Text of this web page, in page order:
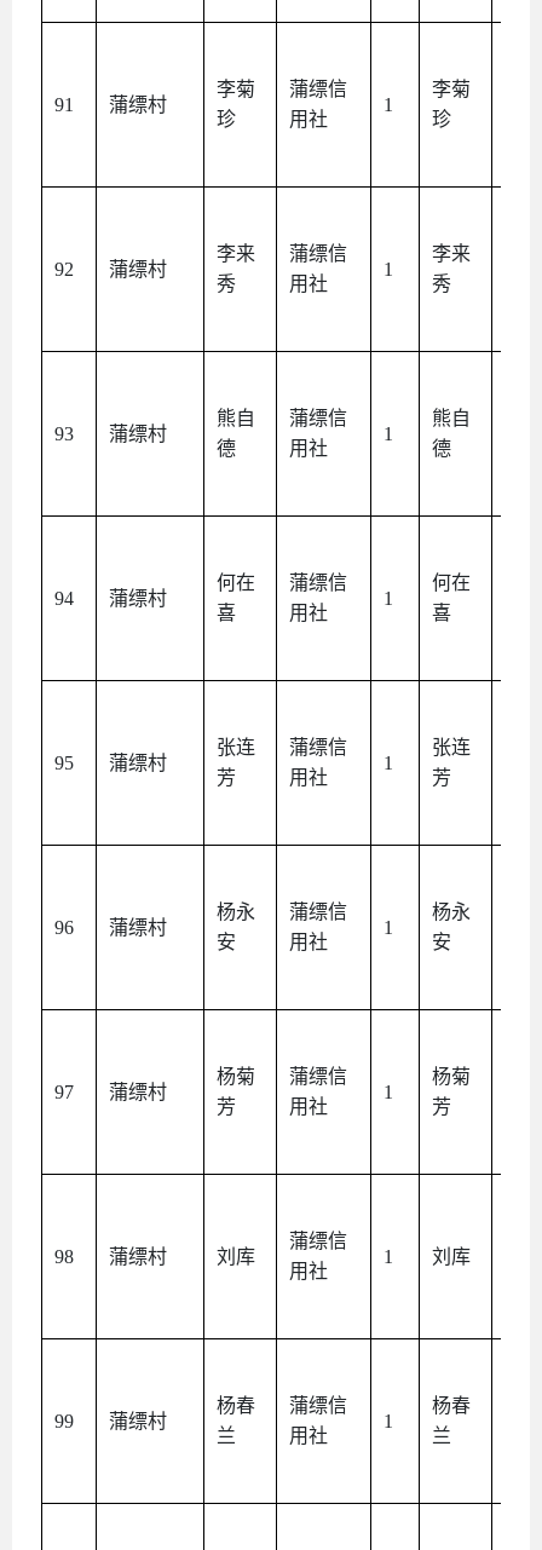
91 蒲缥村
李菊
珍
蒲缥信
用社
1
李菊
珍
92 蒲缥村
李来
秀
蒲缥信
用社
1
李来
秀
93 蒲缥村
熊自
德
蒲缥信
用社
1
熊自
德
94 蒲缥村
何在
喜
蒲缥信
用社
1
何在
喜
95 蒲缥村
张连
芳
蒲缥信
用社
1
张连
芳
96 蒲缥村
杨永
安
蒲缥信
用社
1
杨永
安
97 蒲缥村
杨菊
芳
蒲缥信
用社
1
杨菊
芳
98 蒲缥村 刘库
蒲缥信
用社
1 刘库
99 蒲缥村
杨春
兰
蒲缥信
用社
1
杨春
兰